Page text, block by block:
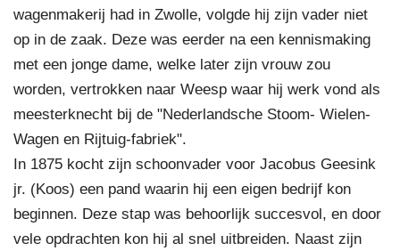
wagenmakerij had in Zwolle, volgde hij zijn vader niet
op in de zaak. Deze was eerder na een kennismaking
met een jonge dame, welke later zijn vrouw zou
worden, vertrokken naar Weesp waar hij werk vond als
meesterknecht bij de "Nederlandsche Stoom- Wielen-
Wagen en Rijtuig-fabriek".
In 1875 kocht zijn schoonvader voor Jacobus Geesink
jr. (Koos) een pand waarin hij een eigen bedrijf kon
beginnen. Deze stap was behoorlijk succesvol, en door
vele opdrachten kon hij al snel uitbreiden. Naast zijn